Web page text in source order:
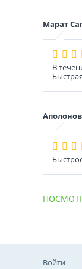
Марат
В
Войти